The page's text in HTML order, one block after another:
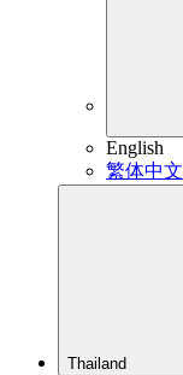
English
繁体中文
Thailand